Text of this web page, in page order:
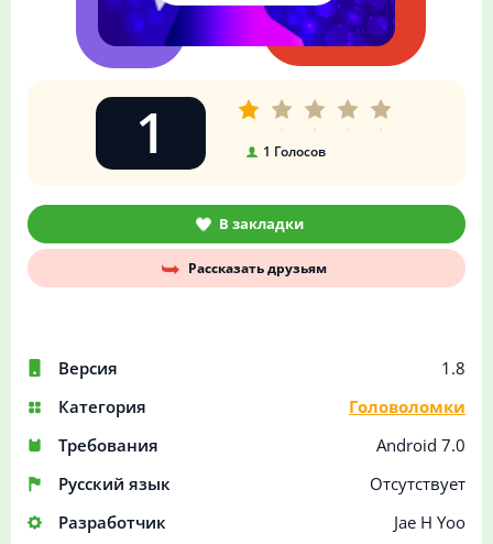
Версия
1.8
Категория
Головоломки
Требования
Android 7.0
Русский язык
Отсутствует
Разработчик
Jae H Yoo
1 1 Голосов
В закладки
Рассказать друзьям